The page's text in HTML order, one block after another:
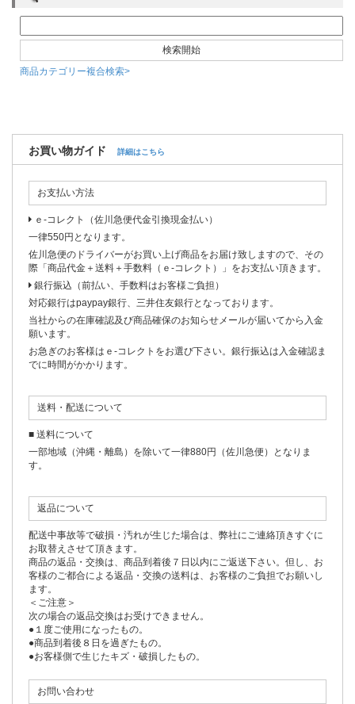
商品カテゴリー複合検索>
お買い物ガイド 詳細はこちら
お支払い方法
ｅ-コレクト（佐川急便代金引換現金払い）
一律550円となります。
佐川急便のドライバーがお買い上げ商品をお届け致しますので、その
際「商品代金＋送料＋手数料（ｅ-コレクト）」をお支払い頂きます。
銀行振込（前払い、手数料はお客様ご負担）
対応銀行はpaypay銀行、三井住友銀行となっております。
当社からの在庫確認及び商品確保のお知らせメールが届いてから入金
願います。
お急ぎのお客様はｅ-コレクトをお選び下さい。銀行振込は入金確認ま
でに時間がかかります。
送料・配送について
■ 送料について
一部地域（沖縄・離島）を除いて一律880円（佐川急便）となりま
す。
返品について
配送中事故等で破損・汚れが生じた場合は、弊社にご連絡頂きすぐに
お取替えさせて頂きます。
商品の返品・交換は、商品到着後７日以内にご返送下さい。但し、お
客様のご都合による返品・交換の送料は、お客様のご負担でお願いし
ます。
＜ご注意＞
次の場合の返品交換はお受けできません。
●１度ご使用になったもの。
●商品到着後８日を過ぎたもの。
●お客様側で生じたキズ・破損したもの。
お問い合わせ